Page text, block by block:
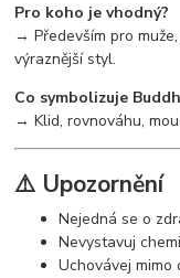
Pro koho je vhodný?
→ Především pro
výraznější styl.
Co symbolizuje
→ Klid, rovnováhu,
⚠️ Upozornění
Nejedná se o
Nevystavuj
Uchovávej mimo